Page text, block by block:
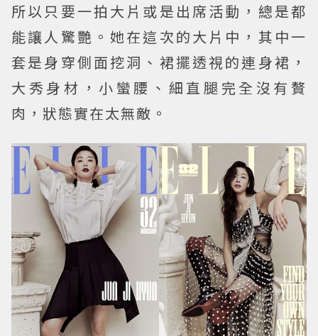
所以只要一拍大片或是出席活動，總是都
能讓人驚艷。她在這次的大片中，其中一
套是身穿側面挖洞、裙擺透視的連身裙，
大秀身材，小蠻腰、細直腿完全沒有贅
肉，狀態實在太無敵。